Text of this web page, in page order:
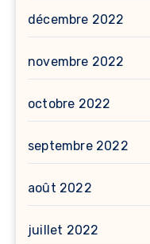
décembre 2022
novembre 2022
octobre 2022
septembre 2022
août 2022
juillet 2022